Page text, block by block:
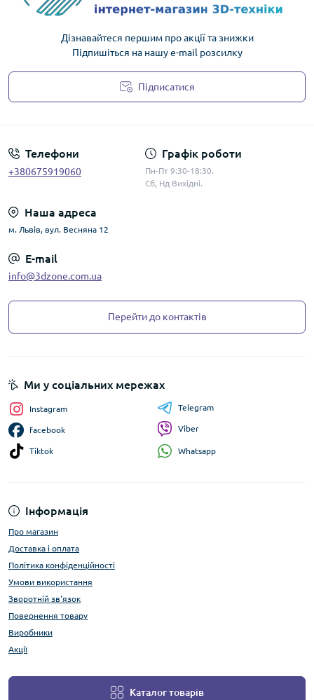
Дізнавайтеся першим про акції та знижки
Підпишіться на нашу e-mail розсилку
Підписатися
Телефони
+380675919060
Графік роботи
Пн-Пт 9:30-18:30.
Сб, Нд Вихідні.
Наша адреса
м. Львів, вул. Весняна 12
E-mail
info@3dzone.com.ua
Перейти до контактів
Інформація
Про магазин
Доставка і оплата
Політика конфіденційності
Умови використання
Зворотній зв'язок
Повернення товару
Виробники
Акції
Каталог товарів
Ми у соціальних мережах
Instagram
facebook
Tiktok
Telegram
Viber
Whatsapp